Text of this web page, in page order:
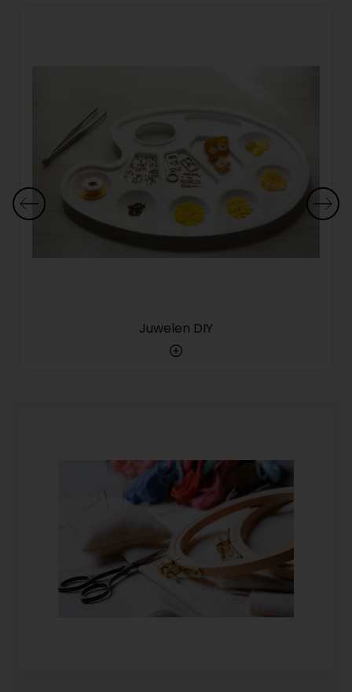
Juwelen DIY